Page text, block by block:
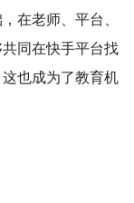
在老师、平台、
同在快手平台找
也成为了教育机